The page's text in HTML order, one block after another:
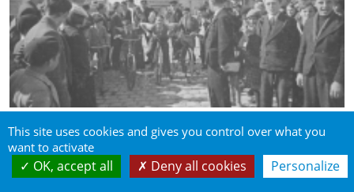
This site uses cookies and gives you control over what you
want to activate
OK, accept all Deny all cookies Personalize